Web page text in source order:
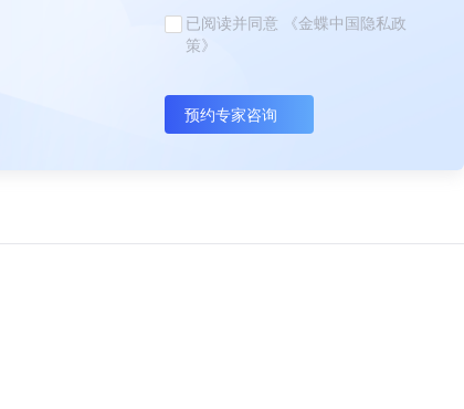
已阅读并同意
《金蝶中国隐私政
策》
预约专家咨询